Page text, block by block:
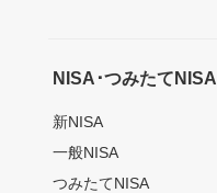
NISA･つみたてNISA
新NISA
一般NISA
つみたてNISA